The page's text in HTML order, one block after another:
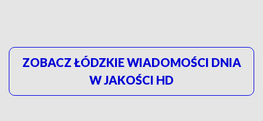
ZOBACZ ŁÓDZKIE WIADOMOŚCI DNIA
W JAKOŚCI HD